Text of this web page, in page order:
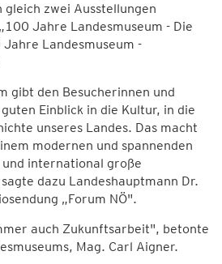
gleich zwei Ausstellungen
Jahre Landesmuseum - Die
Landesmuseum -
gibt den Besucherinnen und
Einblick in die Kultur, in die
unseres Landes. Das macht
modernen und spannenden
international große
dazu Landeshauptmann Dr.
„Forum NÖ".
auch Zukunftsarbeit", betonte
Mag. Carl Aigner.